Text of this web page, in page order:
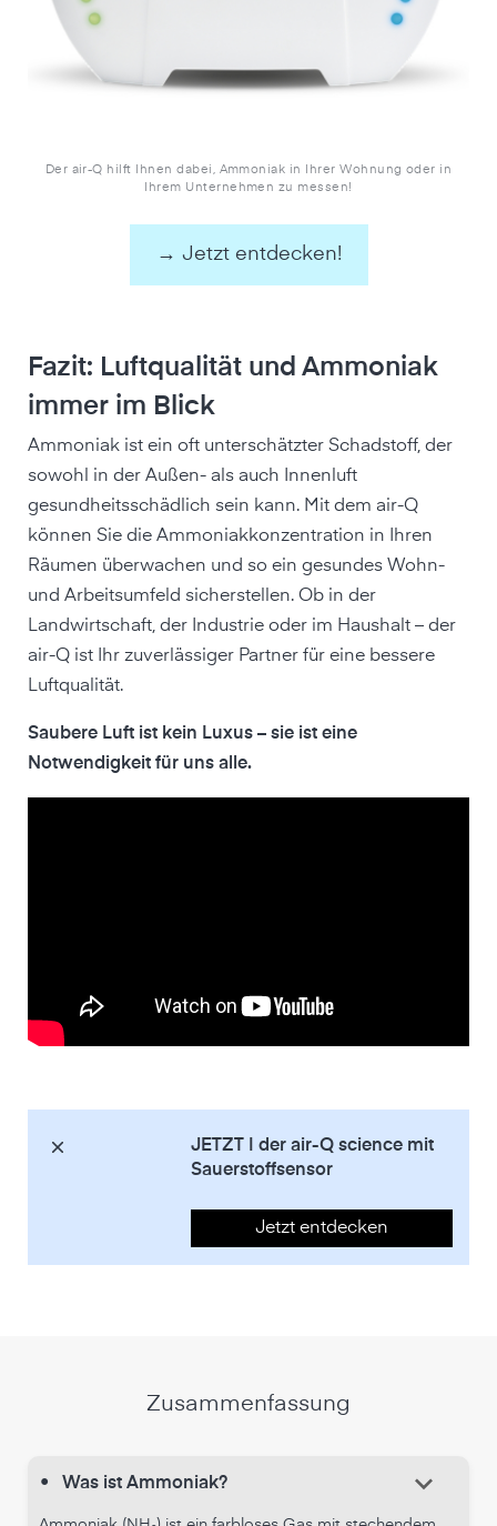
Der air-Q hilft Ihnen dabei, Ammoniak in Ihrer Wohnung oder in
Ihrem Unternehmen zu messen!
→ Jetzt entdecken!
Fazit: Luftqualität und Ammoniak
immer im Blick
Ammoniak ist ein oft unterschätzter Schadstoff, der
sowohl in der Außen- als auch Innenluft
gesundheitsschädlich sein kann. Mit dem air-Q
können Sie die Ammoniakkonzentration in Ihren
Räumen überwachen und so ein gesundes Wohn-
und Arbeitsumfeld sicherstellen. Ob in der
Landwirtschaft, der Industrie oder im Haushalt – der
air-Q ist Ihr zuverlässiger Partner für eine bessere
Luftqualität.
Saubere Luft ist kein Luxus – sie ist eine
Notwendigkeit für uns alle.
JETZT | der air-Q science mit
Sauerstoffsensor
Jetzt entdecken
Zusammenfassung
• Was ist Ammoniak? keyboard_arrow_down